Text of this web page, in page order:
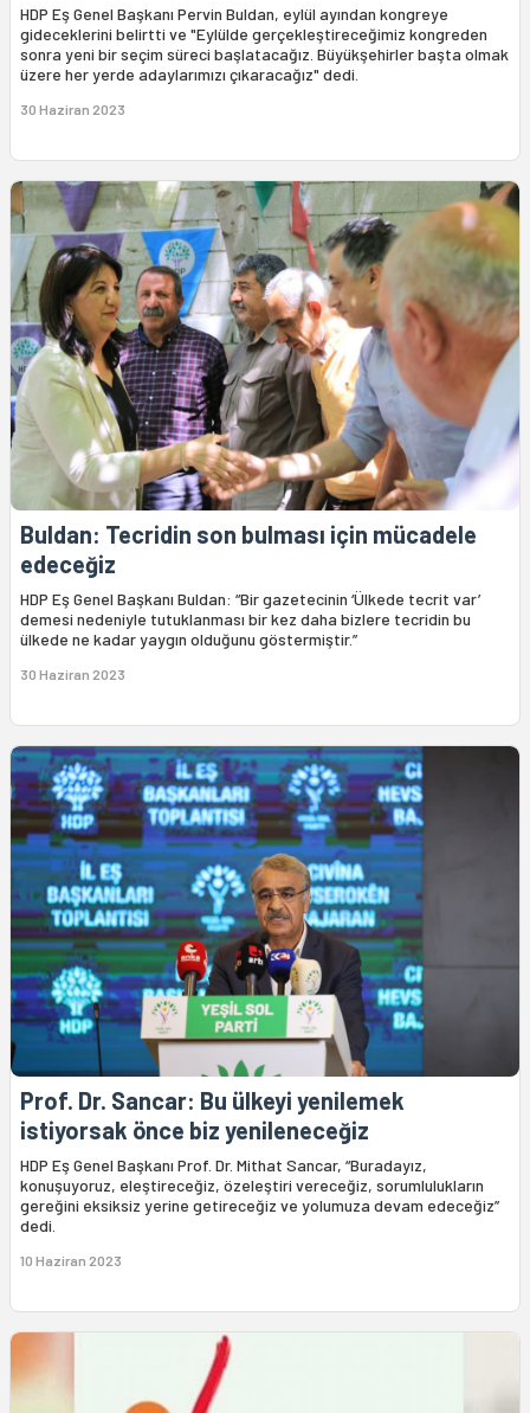
HDP Eş Genel Başkanı Pervin Buldan, eylül ayından kongreye
gideceklerini belirtti ve "Eylülde gerçekleştireceğimiz kongreden
sonra yeni bir seçim süreci başlatacağız. Büyükşehirler başta olmak
üzere her yerde adaylarımızı çıkaracağız" dedi.
30 Haziran 2023
Buldan: Tecridin son bulması için mücadele
edeceğiz
HDP Eş Genel Başkanı Buldan: “Bir gazetecinin ‘Ülkede tecrit var’
demesi nedeniyle tutuklanması bir kez daha bizlere tecridin bu
ülkede ne kadar yaygın olduğunu göstermiştir.”
30 Haziran 2023
Prof. Dr. Sancar: Bu ülkeyi yenilemek
istiyorsak önce biz yenileneceğiz
HDP Eş Genel Başkanı Prof. Dr. Mithat Sancar, “Buradayız,
konuşuyoruz, eleştireceğiz, özeleştiri vereceğiz, sorumlulukların
gereğini eksiksiz yerine getireceğiz ve yolumuza devam edeceğiz”
dedi.
10 Haziran 2023